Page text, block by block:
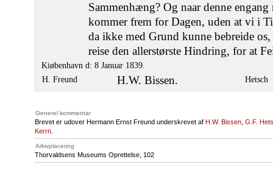
Sammenhæng? Og naar denne
kommer frem for Dagen, uden at vi i
da ikke med Grund kunne bebreide
reise den allerstørste Hindring, for at
Kiøbenhavn d: 8 Januar 1839.
H. Freund
H.W. Bissen. Hetsch
Generel kommentar
Brevet er udover Hermann Ernst Freund underskrevet af H.W. Bissen G.F.
Kerrn
Arkivplacering
Thorvaldsens Museums Oprettelse, 102